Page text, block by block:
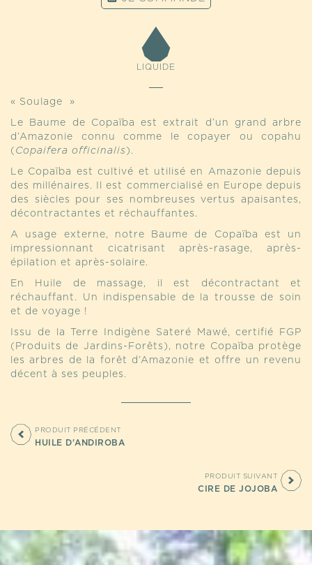
LIQUIDE
« Soulage »
Le Baume de Copaïba est extrait d’un grand arbre
d’Amazonie connu comme le copayer ou copahu
( Copaifera officinalis ).
Le Copaïba est cultivé et utilisé en Amazonie depuis
des millénaires. Il est commercialisé en Europe depuis
des siècles pour ses nombreuses vertus apaisantes,
décontractantes et réchauffantes.
A usage externe, notre Baume de Copaïba est un
impressionnant cicatrisant après-rasage, après-
épilation et après-solaire.
En Huile de massage, il est décontractant et
réchauffant. Un indispensable de la trousse de soin
et de voyage !
Issu de la Terre Indigène Sateré Mawé, certifié FGP
(Produits de Jardins-Forêts), notre Copaïba protège
les arbres de la forêt d’Amazonie et offre un revenu
décent à ses peuples.
PRODUIT PRÉCÉDENT
HUILE D'ANDIROBA
PRODUIT SUIVANT
CIRE DE JOJOBA